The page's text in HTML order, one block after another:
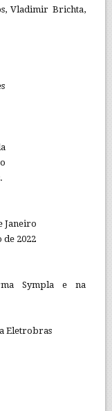
Vladimir Brichta,
Janeiro
de 2022
Sympla e na
Eletrobras